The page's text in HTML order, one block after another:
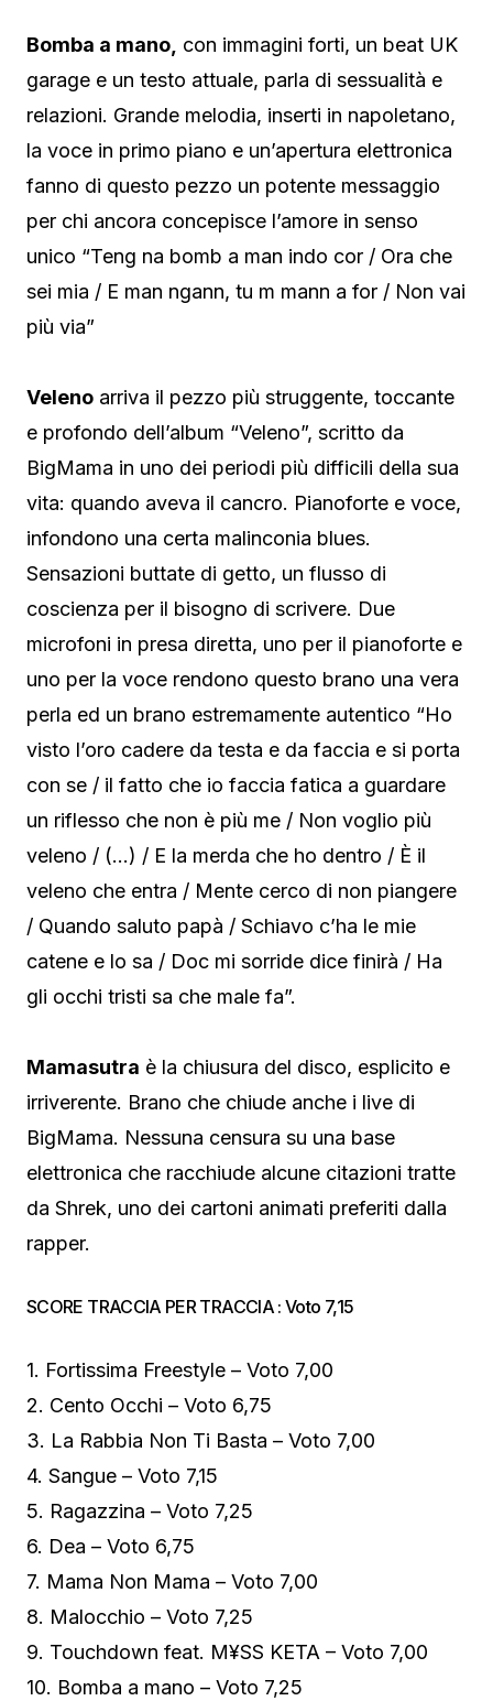
Bomba a mano, con immagini forti, un beat UK
garage e un testo attuale, parla di sessualità e
relazioni. Grande melodia, inserti in napoletano,
la voce in primo piano e un’apertura elettronica
fanno di questo pezzo un potente messaggio
per chi ancora concepisce l’amore in senso
unico “Teng na bomb a man indo cor / Ora che
sei mia / E man ngann, tu m mann a for / Non vai
più via”
Veleno arriva il pezzo più struggente, toccante
e profondo dell’album “Veleno”, scritto da
BigMama in uno dei periodi più difficili della sua
vita: quando aveva il cancro. Pianoforte e voce,
infondono una certa malinconia blues.
Sensazioni buttate di getto, un flusso di
coscienza per il bisogno di scrivere. Due
microfoni in presa diretta, uno per il pianoforte e
uno per la voce rendono questo brano una vera
perla ed un brano estremamente autentico “Ho
visto l’oro cadere da testa e da faccia e si porta
con se / il fatto che io faccia fatica a guardare
un riflesso che non è più me / Non voglio più
veleno / (…) / E la merda che ho dentro / È il
veleno che entra / Mente cerco di non piangere
/ Quando saluto papà / Schiavo c’ha le mie
catene e lo sa / Doc mi sorride dice finirà / Ha
gli occhi tristi sa che male fa”.
Mamasutra è la chiusura del disco, esplicito e
irriverente. Brano che chiude anche i live di
BigMama. Nessuna censura su una base
elettronica che racchiude alcune citazioni tratte
da Shrek, uno dei cartoni animati preferiti dalla
rapper.
SCORE TRACCIA PER TRACCIA : Voto 7,15
1. Fortissima Freestyle – Voto 7,00
2. Cento Occhi – Voto 6,75
3. La Rabbia Non Ti Basta – Voto 7,00
4. Sangue – Voto 7,15
5. Ragazzina – Voto 7,25
6. Dea – Voto 6,75
7. Mama Non Mama – Voto 7,00
8. Malocchio – Voto 7,25
9. Touchdown feat. M¥SS KETA – Voto 7,00
10. Bomba a mano – Voto 7,25